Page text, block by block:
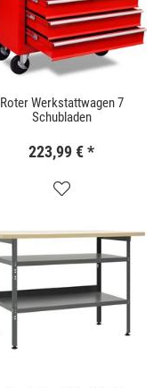
Roter Werkstattwagen 7
Schubladen
223,99 €*